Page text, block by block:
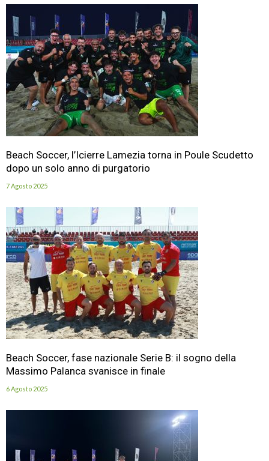
Beach Soccer, l’Icierre Lamezia torna in Poule Scudetto
dopo un solo anno di purgatorio
7 Agosto 2025
Beach Soccer, fase nazionale Serie B: il sogno della
Massimo Palanca svanisce in finale
6 Agosto 2025